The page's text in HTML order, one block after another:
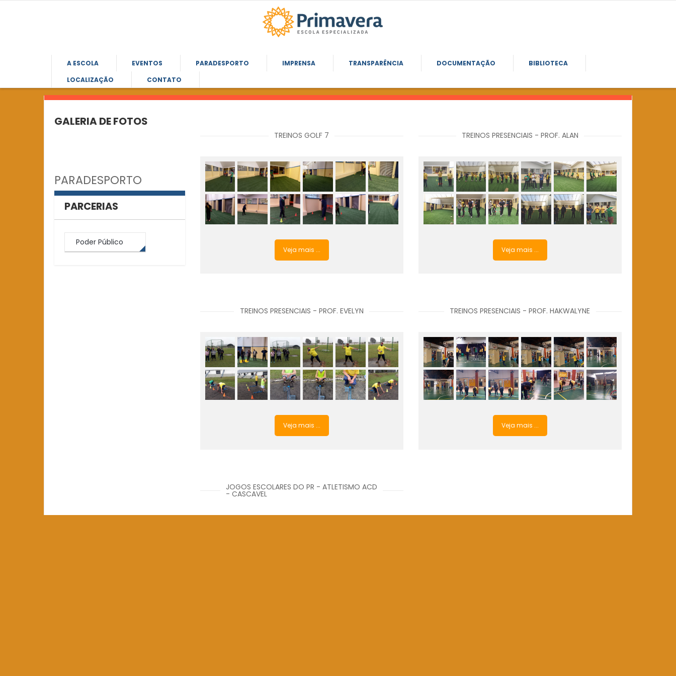
A ESCOLA EVENTOS PARADESPORTO IMPRENSA TRANSPARÊNCIA DOCUMENTAÇÃO
BIBLIOTECA
LOCALIZAÇÃO
CONTATO
GALERIA DE FOTOS
PARADESPORTO
PARCERIAS
Poder Público
TREINOS GOLF 7
Veja mais ...
TREINOS PRESENCIAIS - PROF. EVELYN
Veja mais ...
JOGOS ESCOLARES DO PR - ATLETISMO ACD
- CASCAVEL
TREINOS PRESENCIAIS - PROF. ALAN
Veja mais ...
TREINOS PRESENCIAIS - PROF. HAKWALYNE
Veja mais ...